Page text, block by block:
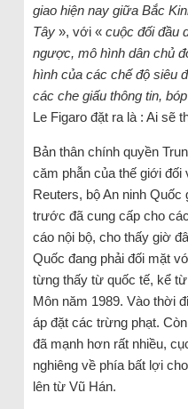
giao hiện nay giữa Bắc
Tây», với « cuộc đối đầu
ngược, mô hình dân chủ
hình của các chế độ siêu
các che giấu thông tin,
Le Figaro đặt ra là : Ai sẽ
Bản thân chính quyền
căm phẫn của thế giới đối
Reuters, bộ An ninh Quốc
trước đã cung cấp cho
cáo nội bộ, cho thấy giờ
Quốc đang phải đối mặt
từng thấy từ quốc tế, kể
Môn năm 1989. Vào thời
áp đặt các trừng phạt.
đã mạnh hơn rất nhiều,
nghiêng về phía bất lợi
lên từ Vũ Hán.